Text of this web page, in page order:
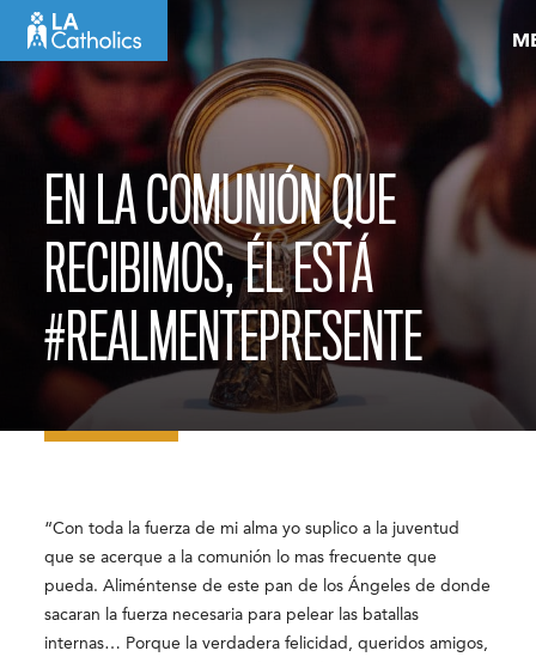
EN LA COMUNIÓN QUE
RECIBIMOS, ÉL ESTÁ
#REALMENTEPRESENTE
“Con toda la fuerza de mi alma yo suplico a la juventud
que se acerque a la comunión lo mas frecuente que
pueda. Aliméntense de este pan de los Ángeles de donde
sacaran la fuerza necesaria para pelear las batallas
internas… Porque la verdadera felicidad, queridos amigos,